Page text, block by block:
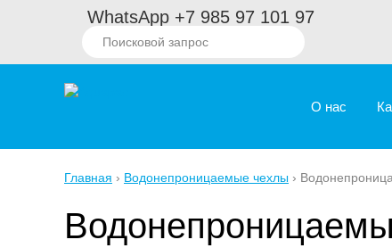
WhatsApp +7 985 97 101 97
О нас
Главная Водонепроницаемые чехлы